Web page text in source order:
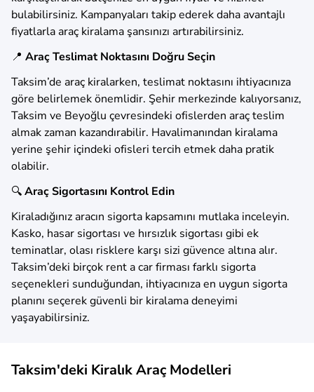
bulabilirsiniz. Kampanyaları takip ederek daha avantajlı
fiyatlarla araç kiralama şansınızı artırabilirsiniz.
📍 Araç Teslimat Noktasını Doğru Seçin
Taksim’de araç kiralarken, teslimat noktasını ihtiyacınıza
göre belirlemek önemlidir. Şehir merkezinde kalıyorsanız,
Taksim ve Beyoğlu çevresindeki ofislerden araç teslim
almak zaman kazandırabilir. Havalimanından kiralama
yerine şehir içindeki ofisleri tercih etmek daha pratik
olabilir.
🔍Araç Sigortasını Kontrol Edin
Kiraladığınız aracın sigorta kapsamını mutlaka inceleyin.
Kasko, hasar sigortası ve hırsızlık sigortası gibi ek
teminatlar, olası risklere karşı sizi güvence altına alır.
Taksim’deki birçok rent a car firması farklı sigorta
seçenekleri sunduğundan, ihtiyacınıza en uygun sigorta
planını seçerek güvenli bir kiralama deneyimi
yaşayabilirsiniz.
Taksim'deki Kiralık Araç Modelleri